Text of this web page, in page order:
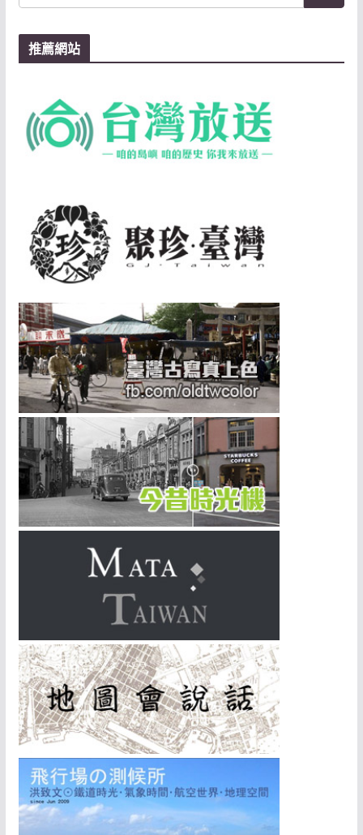
推薦網站